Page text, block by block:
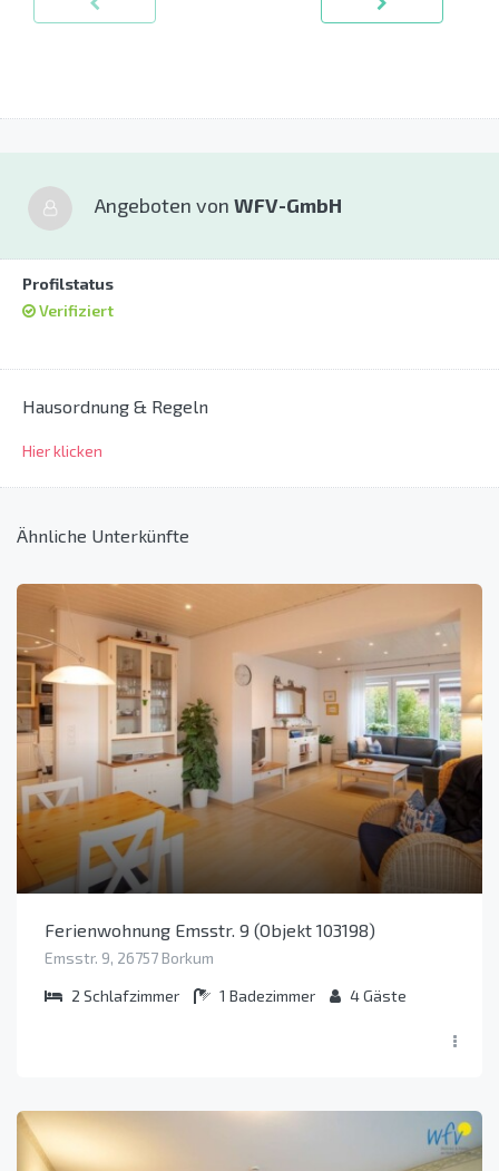
Angeboten von WFV-GmbH
Profilstatus
Verifiziert
Hausordnung & Regeln
Hier klicken
Ähnliche Unterkünfte
Ferienwohnung Emsstr. 9 (Objekt 103198)
Emsstr. 9, 26757 Borkum
2 Schlafzimmer 1 Badezimmer 4Gäste